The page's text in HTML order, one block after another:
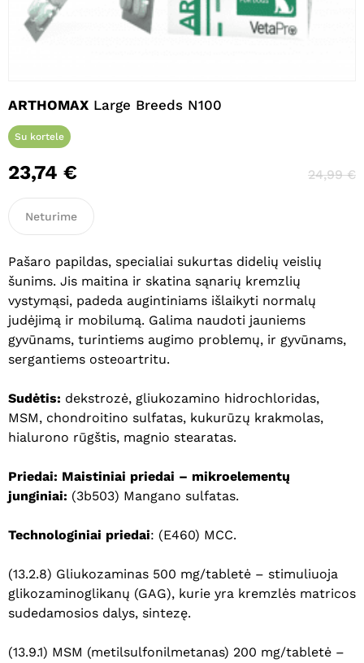
ARTHOMAX Large Breeds N100
Su kortele
23,74 € 24,99€
Neturime
Pašaro papildas, specialiai sukurtas didelių veislių
šunims. Jis maitina ir skatina sąnarių kremzlių
vystymąsi, padeda augintiniams išlaikyti normalų
judėjimą ir mobilumą. Galima naudoti jauniems
gyvūnams, turintiems augimo problemų, ir gyvūnams,
sergantiems osteoartritu.
Sudėtis: dekstrozė, gliukozamino hidrochloridas,
MSM, chondroitino sulfatas, kukurūzų krakmolas,
hialurono rūgštis, magnio stearatas.
Priedai: Maistiniai priedai – mikroelementų
junginiai: (3b503) Mangano sulfatas.
Technologiniai priedai: (E460) MCC.
(13.2.8) Gliukozaminas 500 mg/tabletė – stimuliuoja
glikozaminoglikanų (GAG), kurie yra kremzlės matricos
sudedamosios dalys, sintezę.
(13.9.1) MSM (metilsulfonilmetanas) 200 mg/tabletė –
Pavadinimas
El. paštas*